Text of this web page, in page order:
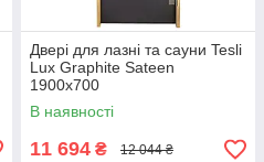
Двері для лазні та сауни Tesli
Lux Graphite Sateen
1900х700
В наявності
11 694 ₴ 12 044 ₴